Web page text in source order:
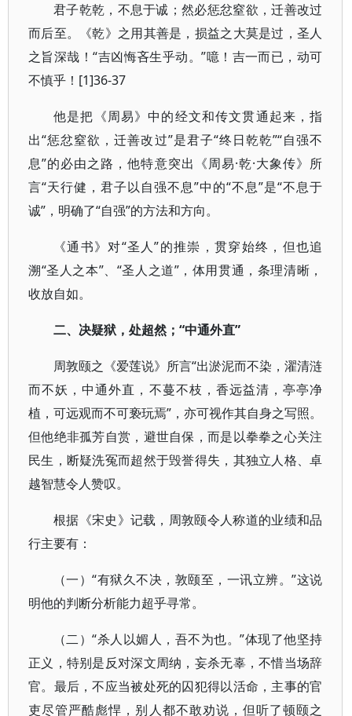
君子乾乾，不息于诚；然必惩忿窒欲，迁善改过
而后至。《乾》之用其善是，损益之大莫是过，圣人
之旨深哉！“吉凶悔吝生乎动。”噫！吉一而已，动可
不慎乎！[1]36-37
他是把《周易》中的经文和传文贯通起来，指
出“惩忿窒欲，迁善改过”是君子“终日乾乾”“自强不
息”的必由之路，他特意突出《周易·乾·大象传》所
言“天行健，君子以自强不息”中的“不息”是“不息于
诚”，明确了“自强”的方法和方向。
《通书》对“圣人”的推崇，贯穿始终，但也追
溯“圣人之本”、“圣人之道”，体用贯通，条理清晰，
收放自如。
二、决疑狱，处超然；“中通外直”
周敦颐之《爱莲说》所言“出淤泥而不染，濯清涟
而不妖，中通外直，不蔓不枝，香远益清，亭亭净
植，可远观而不可亵玩焉”，亦可视作其自身之写照。
但他绝非孤芳自赏，避世自保，而是以拳拳之心关注
民生，断疑洗冤而超然于毁誉得失，其独立人格、卓
越智慧令人赞叹。
根据《宋史》记载，周敦颐令人称道的业绩和品
行主要有：
（一）“有狱久不决，敦颐至，一讯立辨。”这说
明他的判断分析能力超乎寻常。
（二）“杀人以媚人，吾不为也。”体现了他坚持
正义，特别是反对深文周纳，妄杀无辜，不惜当场辞
官。最后，不应当被处死的囚犯得以活命，主事的官
吏尽管严酷彪悍，别人都不敢劝说，但听了顿颐之